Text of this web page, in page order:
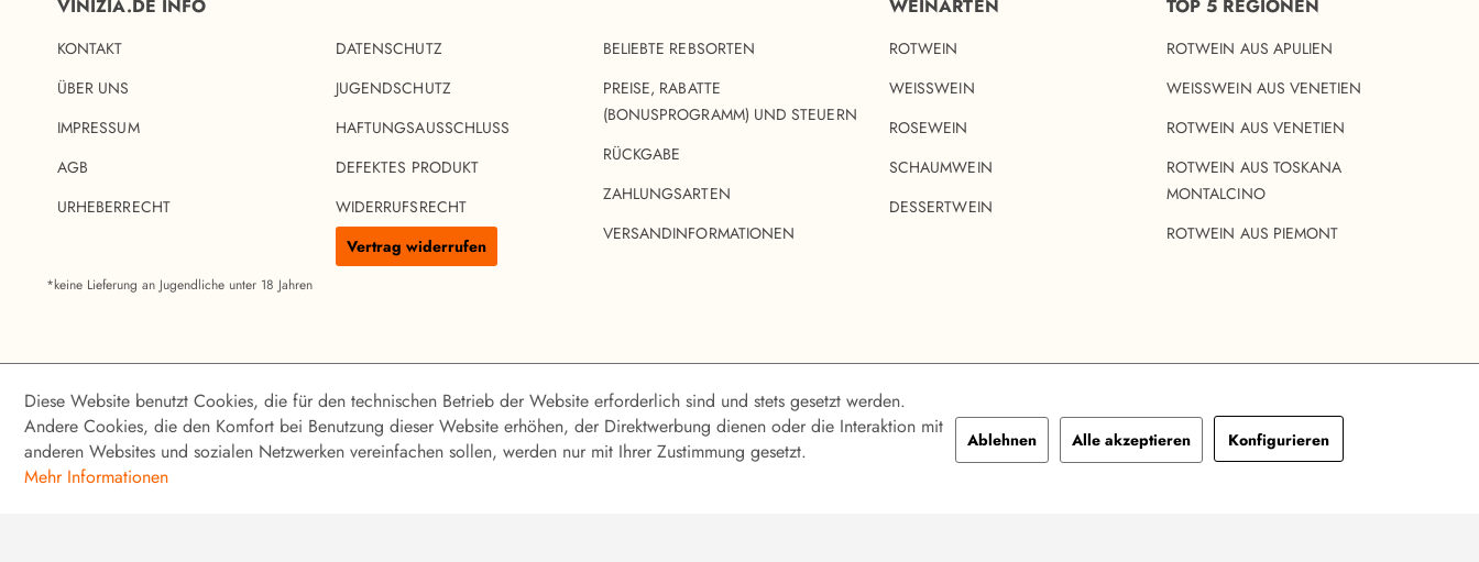
VINIZIA.DE INFO
KONTAKT
ÜBER UNS
IMPRESSUM
AGB
URHEBERRECHT
DATENSCHUTZ
JUGENDSCHUTZ
HAFTUNGSAUSSCHLUSS
DEFEKTES PRODUKT
WIDERRUFSRECHT
Vertrag widerrufen
BELIEBTE REBSORTEN
PREISE, RABATTE
(BONUSPROGRAMM) UND STEUERN
RÜCKGABE
ZAHLUNGSARTEN
VERSANDINFORMATIONEN
WEINARTEN
ROTWEIN
WEISSWEIN
ROSEWEIN
SCHAUMWEIN
DESSERTWEIN
TOP 5 REGIONEN
ROTWEIN AUS APULIEN
WEISSWEIN AUS VENETIEN
ROTWEIN AUS VENETIEN
ROTWEIN AUS TOSKANA
MONTALCINO
ROTWEIN AUS PIEMONT
*keine Lieferung an Jugendliche unter 18 Jahren
© 2023 VINIZIA WEINHANDELSGESELLSCHAFT MBH
Diese Website benutzt Cookies, die für den technischen Betrieb der Website erforderlich sind und stets gesetzt werden.
Andere Cookies, die den Komfort bei Benutzung dieser Website erhöhen, der Direktwerbung dienen oder die Interaktion mit
anderen Websites und sozialen Netzwerken vereinfachen sollen, werden nur mit Ihrer Zustimmung gesetzt.
Mehr Informationen
Ablehnen Alle akzeptieren Konfigurieren